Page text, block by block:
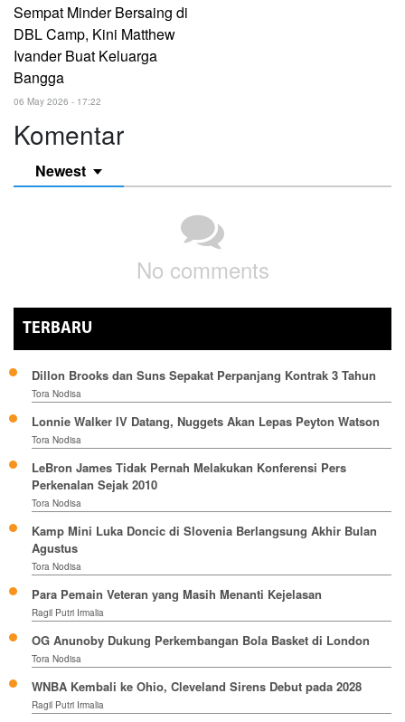
Sempat Minder Bersaing di
DBL Camp, Kini Matthew
Ivander Buat Keluarga
Bangga
06 May 2026 - 17:22
Komentar
Newest
No comments
TERBARU
Dillon Brooks dan Suns Sepakat Perpanjang Kontrak 3 Tahun
Tora Nodisa
Lonnie Walker IV Datang, Nuggets Akan Lepas Peyton Watson
Tora Nodisa
LeBron James Tidak Pernah Melakukan Konferensi Pers
Perkenalan Sejak 2010
Tora Nodisa
Kamp Mini Luka Doncic di Slovenia Berlangsung Akhir Bulan
Agustus
Tora Nodisa
Para Pemain Veteran yang Masih Menanti Kejelasan
Ragil Putri Irmalia
OG Anunoby Dukung Perkembangan Bola Basket di London
Tora Nodisa
WNBA Kembali ke Ohio, Cleveland Sirens Debut pada 2028
Ragil Putri Irmalia